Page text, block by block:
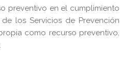
preventivo en el cumplimiento
los Servicios de Prevención
como recurso preventivo,